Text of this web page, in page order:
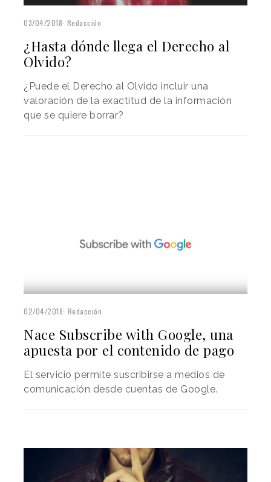
03/04/2018 Redacción
¿Hasta dónde llega el Derecho al
Olvido?
¿Puede el Derecho al Olvido incluir una
valoración de la exactitud de la información
que se quiere borrar?
02/04/2018 Redacción
Nace Subscribe with Google, una
apuesta por el contenido de pago
El servicio permite suscribirse a medios de
comunicación desde cuentas de Google.